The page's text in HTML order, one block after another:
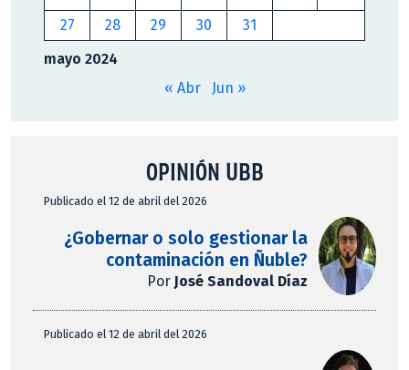
mayo 2024
27
28 29 30 31
« Abr Jun »
OPINIÓN UBB
Publicado el 12 de abril del 2026
¿Gobernar o solo gestionar la
contaminación en Ñuble?
Por José Sandoval Díaz
Publicado el 12 de abril del 2026